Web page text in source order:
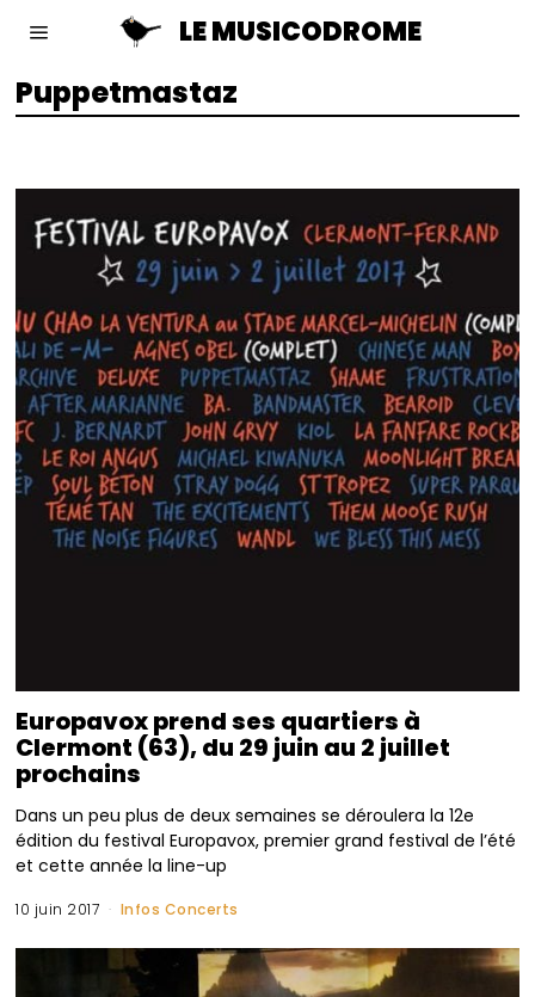
LE MUSICODROME
Puppetmastaz
Europavox prend ses quartiers à
Clermont (63), du 29 juin au 2 juillet
prochains
Dans un peu plus de deux semaines se déroulera la 12e
édition du festival Europavox, premier grand festival de l’été
et cette année la line-up
10 juin 2017 Infos Concerts